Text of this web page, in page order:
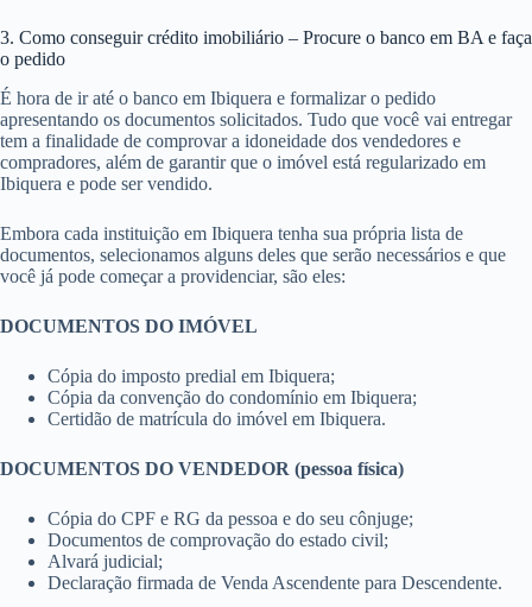
3. Como conseguir crédito imobiliário – Procure o banco em BA e faça
o pedido
É hora de ir até o banco em Ibiquera e formalizar o pedido
apresentando os documentos solicitados. Tudo que você vai entregar
tem a finalidade de comprovar a idoneidade dos vendedores e
compradores, além de garantir que o imóvel está regularizado em
Ibiquera e pode ser vendido.
Embora cada instituição em Ibiquera tenha sua própria lista de
documentos, selecionamos alguns deles que serão necessários e que
você já pode começar a providenciar, são eles:
DOCUMENTOS DO IMÓVEL
Cópia do imposto predial em Ibiquera;
Cópia da convenção do condomínio em Ibiquera;
Certidão de matrícula do imóvel em Ibiquera.
DOCUMENTOS DO VENDEDOR (pessoa física)
Cópia do CPF e RG da pessoa e do seu cônjuge;
Documentos de comprovação do estado civil;
Alvará judicial;
Declaração firmada de Venda Ascendente para Descendente.